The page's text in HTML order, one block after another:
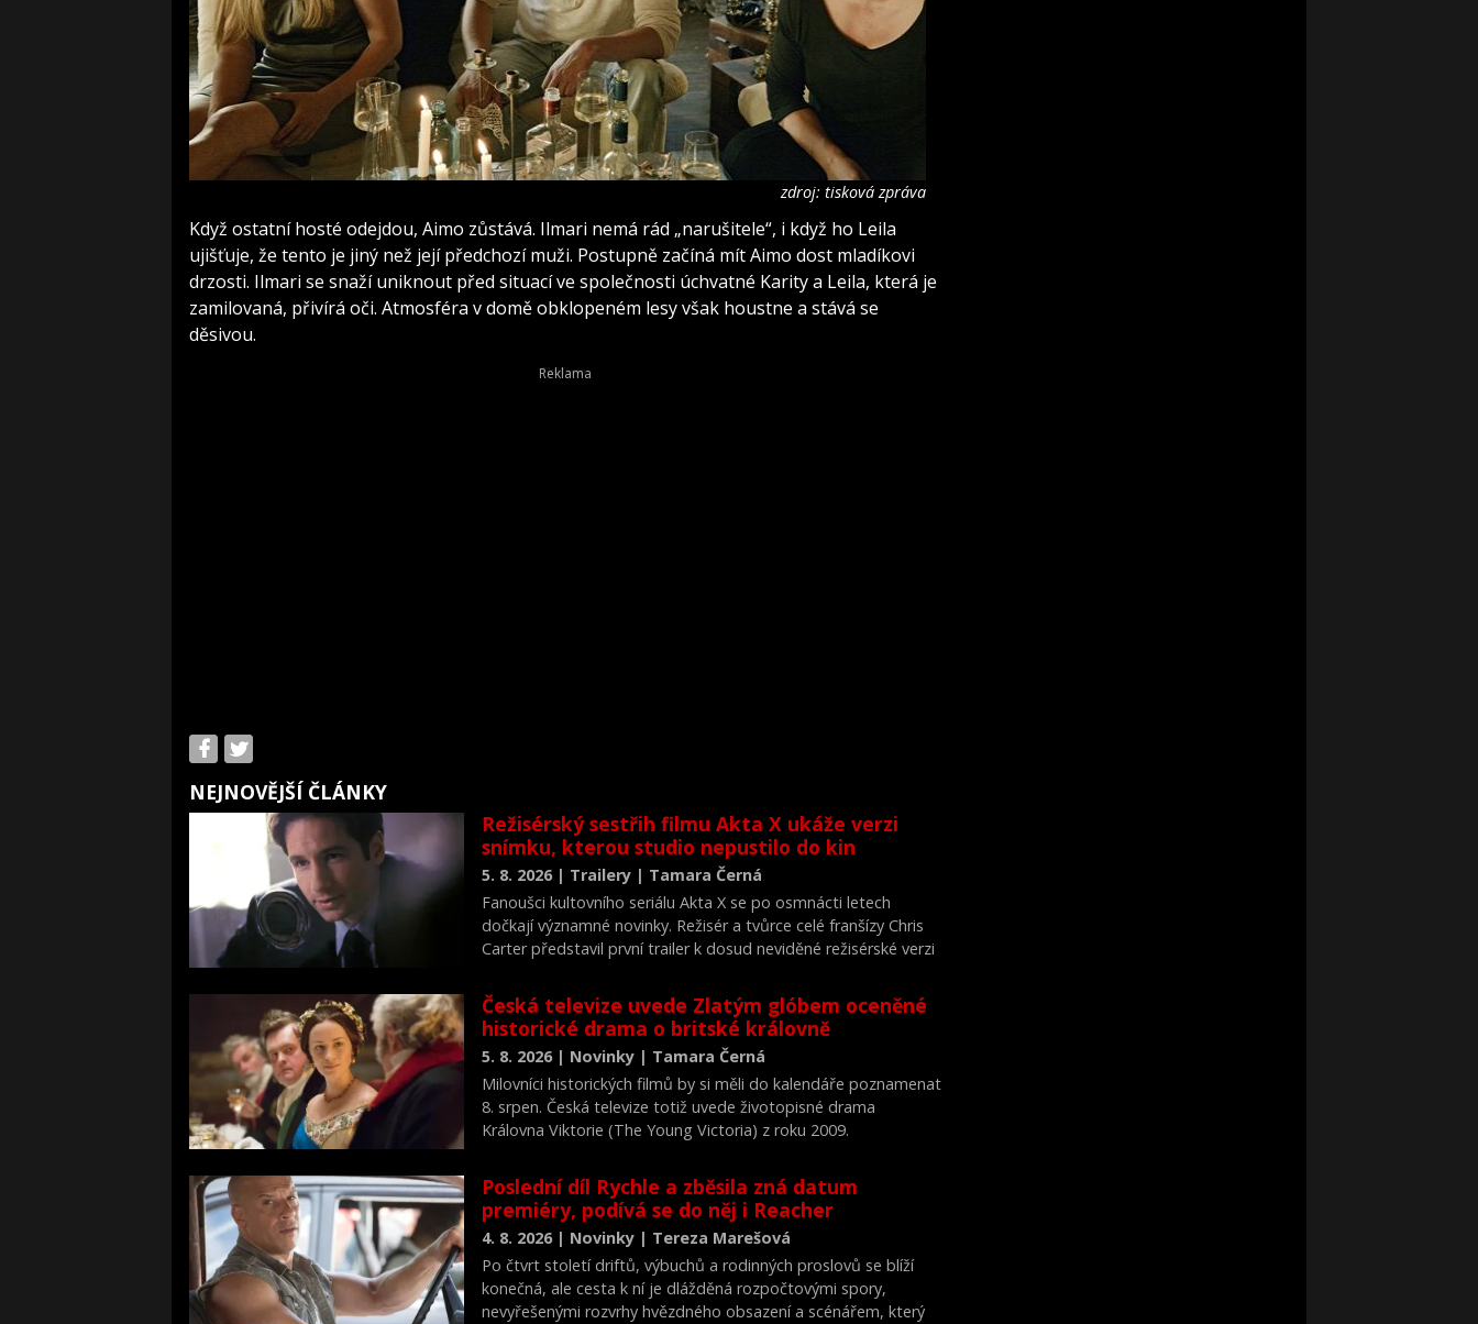
zdroj: tisková zpráva
Když ostatní hosté odejdou, Aimo zůstává. Ilmari nemá rád „narušitele“, i když ho Leila
ujišťuje, že tento je jiný než její předchozí muži. Postupně začíná mít Aimo dost mladíkovi
drzosti. Ilmari se snaží uniknout před situací ve společnosti úchvatné Karity a Leila, která je
zamilovaná, přivírá oči. Atmosféra v domě obklopeném lesy však houstne a stává se
děsivou.
NEJNOVĚJŠÍ ČLÁNKY
Režisérský sestřih filmu Akta X ukáže verzi
snímku, kterou studio nepustilo do kin
5. 8. 2026 | Trailery | Tamara Černá
Fanoušci kultovního seriálu Akta X se po osmnácti letech
dočkají významné novinky. Režisér a tvůrce celé franšízy Chris
Carter představil první trailer k dosud neviděné režisérské verzi
Česká televize uvede Zlatým glóbem oceněné
historické drama o britské královně
5. 8. 2026 | Novinky | Tamara Černá
Milovníci historických filmů by si měli do kalendáře poznamenat
8. srpen. Česká televize totiž uvede životopisné drama
Královna Viktorie (The Young Victoria) z roku 2009.
Poslední díl Rychle a zběsila zná datum
premiéry, podívá se do něj i Reacher
4. 8. 2026 | Novinky | Tereza Marešová
Po čtvrt století driftů, výbuchů a rodinných proslovů se blíží
konečná, ale cesta k ní je dlážděná rozpočtovými spory,
nevyřešenými rozvrhy hvězdného obsazení a scénářem, který